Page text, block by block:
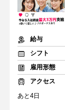
給与
シフト
雇用形態
アクセス
あと4日